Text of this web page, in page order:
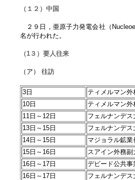
（１２）中国
２９日，亜原子力発電会社（
名が行われた。
（1３）要人往来
（ア） 往訪
3日
ティメルマン
10日
ティメルマン
11日～12日
フェルナンデ
13日～15日
フェルナンデ
14日～15日
マジョラル鉱
15日～16日
スアイン外務
16日～17日
デビード公共事
16日～17日
フェルナンデ